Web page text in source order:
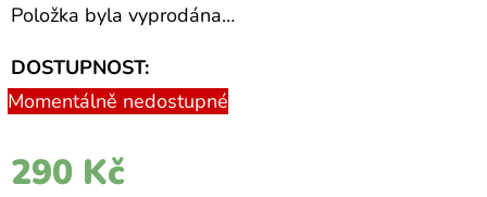
Položka byla vyprodána…
DOSTUPNOST:
Momentálně nedostupné
290 Kč